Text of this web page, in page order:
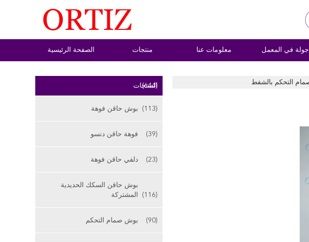
الصفحة الرئيسية منتجات معلومات عنا جولة في المعمل
المنتجات(644)
بوش حاقن فوهة (113)
فوهة حاقن دنسو (39)
دلفي حاقن فوهة (23)
بوش حاقن السكك الحديدية
المشتركة
(116)
بوش صمام التحكم (90)